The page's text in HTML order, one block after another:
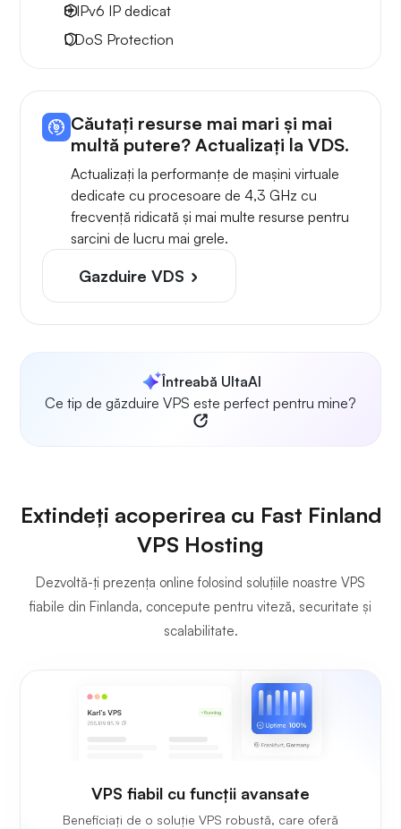
8 IPv6 IP dedicat
DDoS Protection
Căutați resurse mai mari și mai
multă putere? Actualizați la VDS.
Actualizați la performanțe de mașini virtuale
dedicate cu procesoare de 4,3 GHz cu
frecvență ridicată și mai multe resurse pentru
sarcini de lucru mai grele.
Gazduire VDS
Întreabă UltaAI
Ce tip de găzduire VPS este perfect pentru mine?
Extindeți acoperirea cu Fast Finland
VPS Hosting
Dezvoltă-ți prezența online folosind soluțiile noastre VPS
fiabile din Finlanda, concepute pentru viteză, securitate și
scalabilitate.
VPS fiabil cu funcții avansate
Beneficiați de o soluție VPS robustă, care oferă